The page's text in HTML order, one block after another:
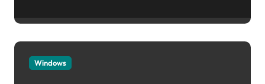
Windows